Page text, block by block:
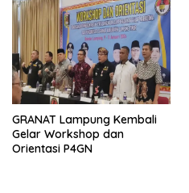
GRANAT Lampung Kembali
Gelar Workshop dan
Orientasi P4GN